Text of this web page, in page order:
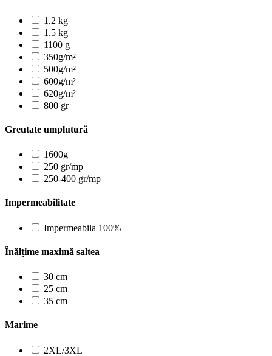
1.2 kg
1.5 kg
1100 g
350g/m²
500g/m²
600g/m²
620g/m²
800 gr
Greutate umplutură
1600g
250 gr/mp
250-400 gr/mp
Impermeabilitate
Impermeabila 100%
Înălțime maximă saltea
30 cm
25 cm
35 cm
Marime
2XL/3XL